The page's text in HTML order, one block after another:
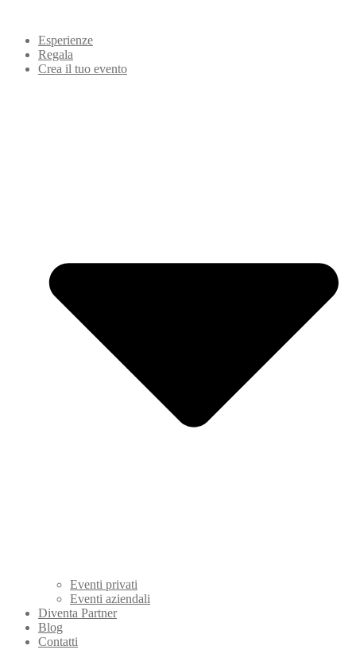
Esperienze
Regala
Crea il tuo evento
Eventi privati
Eventi aziendali
Diventa Partner
Blog
Contatti